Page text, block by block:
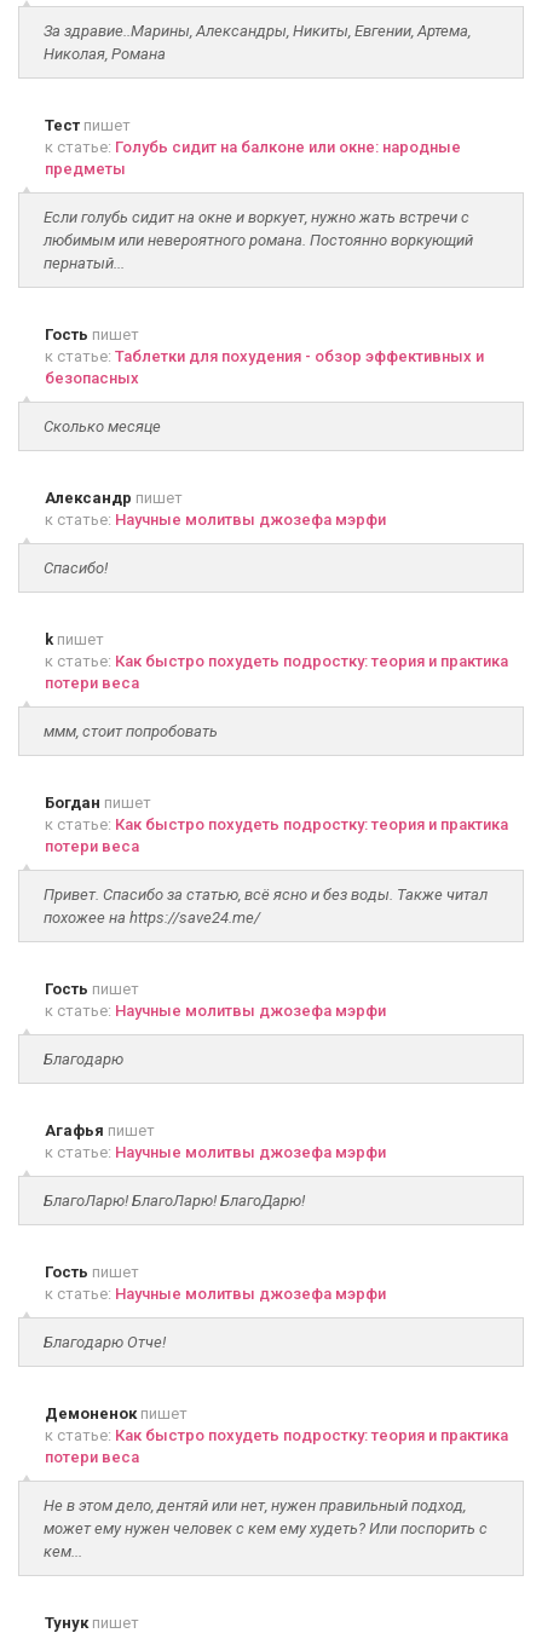
За здравие..Марины, Александры, Никиты, Евгении, Артема,
Николая, Романа
Тест пишет
к статье: Голубь сидит на балконе или окне: народные
предметы
Если голубь сидит на окне и воркует, нужно жать встречи с
любимым или невероятного романа. Постоянно воркующий
пернатый...
Гость пишет
к статье: Таблетки для похудения - обзор эффективных и
безопасных
Сколько месяце
Александр пишет
к статье: Научные молитвы джозефа мэрфи
Спасибо!
k пишет
к статье: Как быстро похудеть подростку: теория и практика
потери веса
ммм, стоит попробовать
Богдан пишет
к статье: Как быстро похудеть подростку: теория и практика
потери веса
Привет. Спасибо за статью, всё ясно и без воды. Также читал
похожее на https://save24.me/
Гость пишет
к статье: Научные молитвы джозефа мэрфи
Благодарю
Агафья пишет
к статье: Научные молитвы джозефа мэрфи
БлагоЛарю! БлагоЛарю! БлагоДарю!
Гость пишет
к статье: Научные молитвы джозефа мэрфи
Благодарю Отче!
Демоненокпишет
к статье: Как быстро похудеть подростку: теория и практика
потери веса
Не в этом дело, дентяй или нет, нужен правильный подход,
может ему нужен человек с кем ему худеть? Или поспорить с
кем...
Тунукпишет